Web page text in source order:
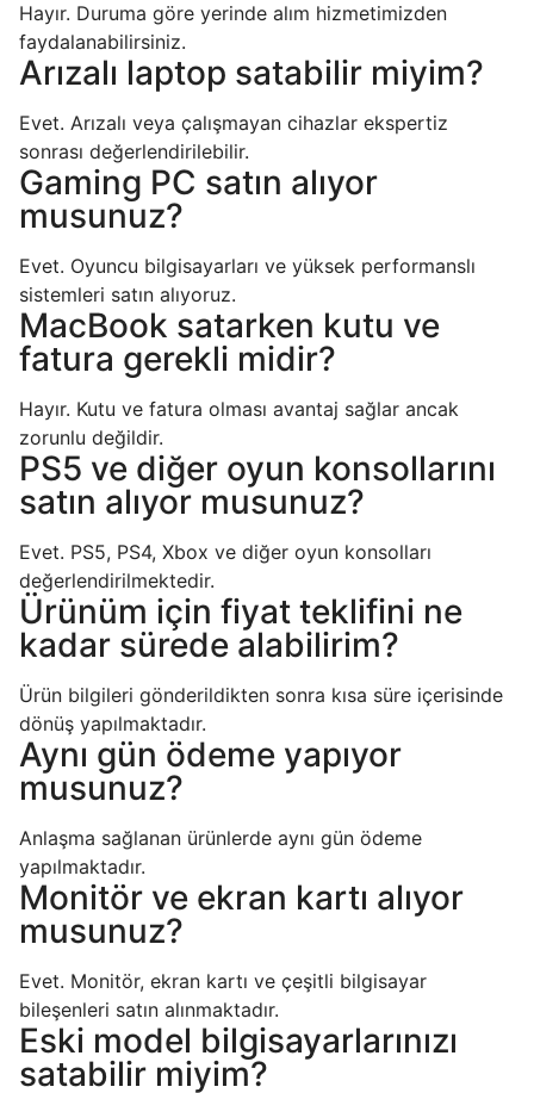
Hayır. Duruma göre yerinde alım hizmetimizden
faydalanabilirsiniz.
Arızalı laptop satabilir miyim?
Evet. Arızalı veya çalışmayan cihazlar ekspertiz
sonrası değerlendirilebilir.
Gaming PC satın alıyor
musunuz?
Evet. Oyuncu bilgisayarları ve yüksek performanslı
sistemleri satın alıyoruz.
MacBook satarken kutu ve
fatura gerekli midir?
Hayır. Kutu ve fatura olması avantaj sağlar ancak
zorunlu değildir.
PS5 ve diğer oyun konsollarını
satın alıyor musunuz?
Evet. PS5, PS4, Xbox ve diğer oyun konsolları
değerlendirilmektedir.
Ürünüm için fiyat teklifini ne
kadar sürede alabilirim?
Ürün bilgileri gönderildikten sonra kısa süre içerisinde
dönüş yapılmaktadır.
Aynı gün ödeme yapıyor
musunuz?
Anlaşma sağlanan ürünlerde aynı gün ödeme
yapılmaktadır.
Monitör ve ekran kartı alıyor
musunuz?
Evet. Monitör, ekran kartı ve çeşitli bilgisayar
bileşenleri satın alınmaktadır.
Eski model bilgisayarlarınızı
satabilir miyim?